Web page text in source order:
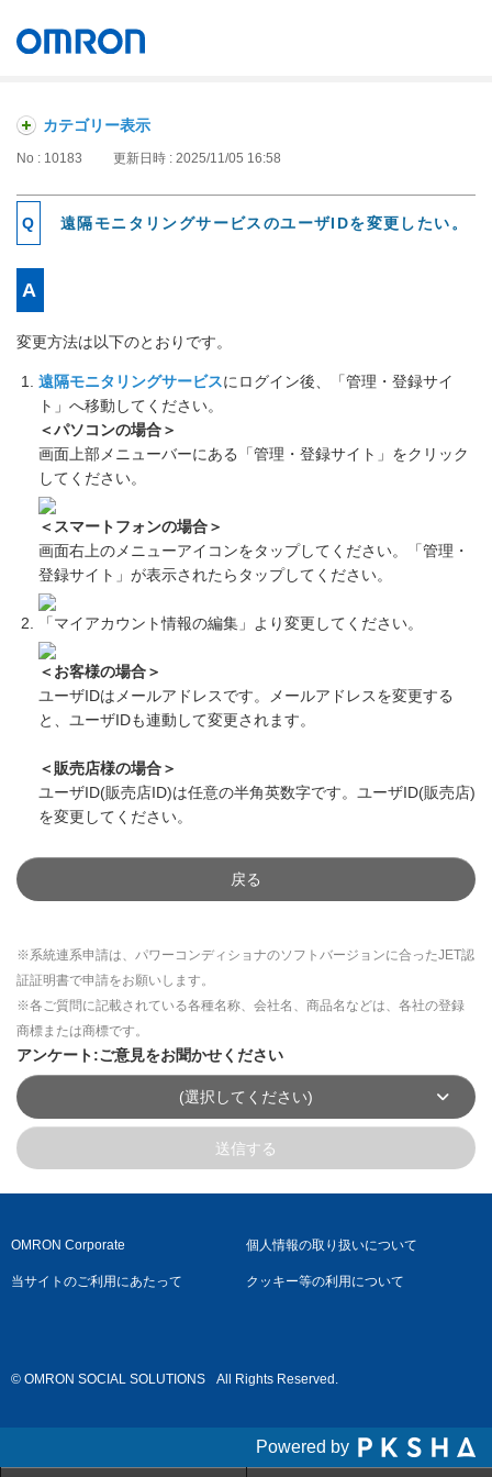
カテゴリー表示
No : 10183 更新日時 : 2025/11/05 16:58
遠隔モニタリングサービスのユーザIDを変更したい。
変更方法は以下のとおりです。
遠隔モニタリングサービスにログイン後、「管理・登録サイ
ト」へ移動してください。
＜パソコンの場合＞
画面上部メニューバーにある「管理・登録サイト」をクリック
してください。
＜スマートフォンの場合＞
画面右上のメニューアイコンをタップしてください。「管理・
登録サイト」が表示されたらタップしてください。
「マイアカウント情報の編集」より変更してください。
＜お客様の場合＞
ユーザIDはメールアドレスです。メールアドレスを変更する
と、ユーザIDも連動して変更されます。
＜販売店様の場合＞
ユーザID(販売店ID)は任意の半角英数字です。ユーザID(販売店)
を変更してください。
戻る
※系統連系申請は、パワーコンディショナのソフトバージョンに合ったJET認
証証明書で申請をお願いします。
※各ご質問に記載されている各種名称、会社名、商品名などは、各社の登録
商標または商標です。
アンケート:ご意見をお聞かせください
(選択してください)
送信する
OMRON Corporate 個人情報の取り扱いについて
当サイトのご利用にあたって クッキー等の利用について
© OMRON SOCIAL SOLUTIONS All Rights Reserved.
Powered by